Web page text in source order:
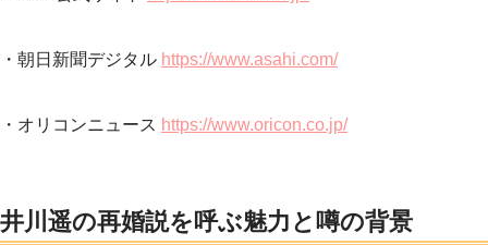
・朝日新聞デジタル https://www.asahi.com/
・オリコンニュース https://www.oricon.co.jp/
井川遥の再婚説を呼ぶ魅力と噂の背景